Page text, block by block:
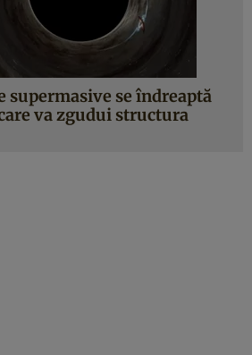
supermasive se îndreaptă
va zgudui structura